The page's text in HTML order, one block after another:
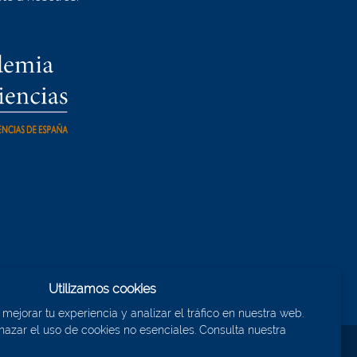
Utilizamos cookies
tu experiencia y analizar el tráfico en nuestra web.
el uso de cookies no esenciales. Consulta nuestra